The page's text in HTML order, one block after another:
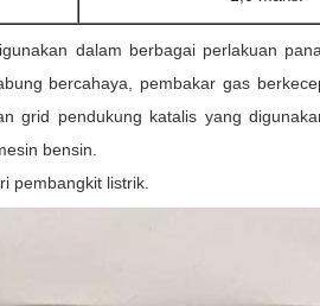
dalam berbagai perlakuan
bercahaya, pembakar gas
grid pendukung katalis yang
bensin.
pembangkit listrik.